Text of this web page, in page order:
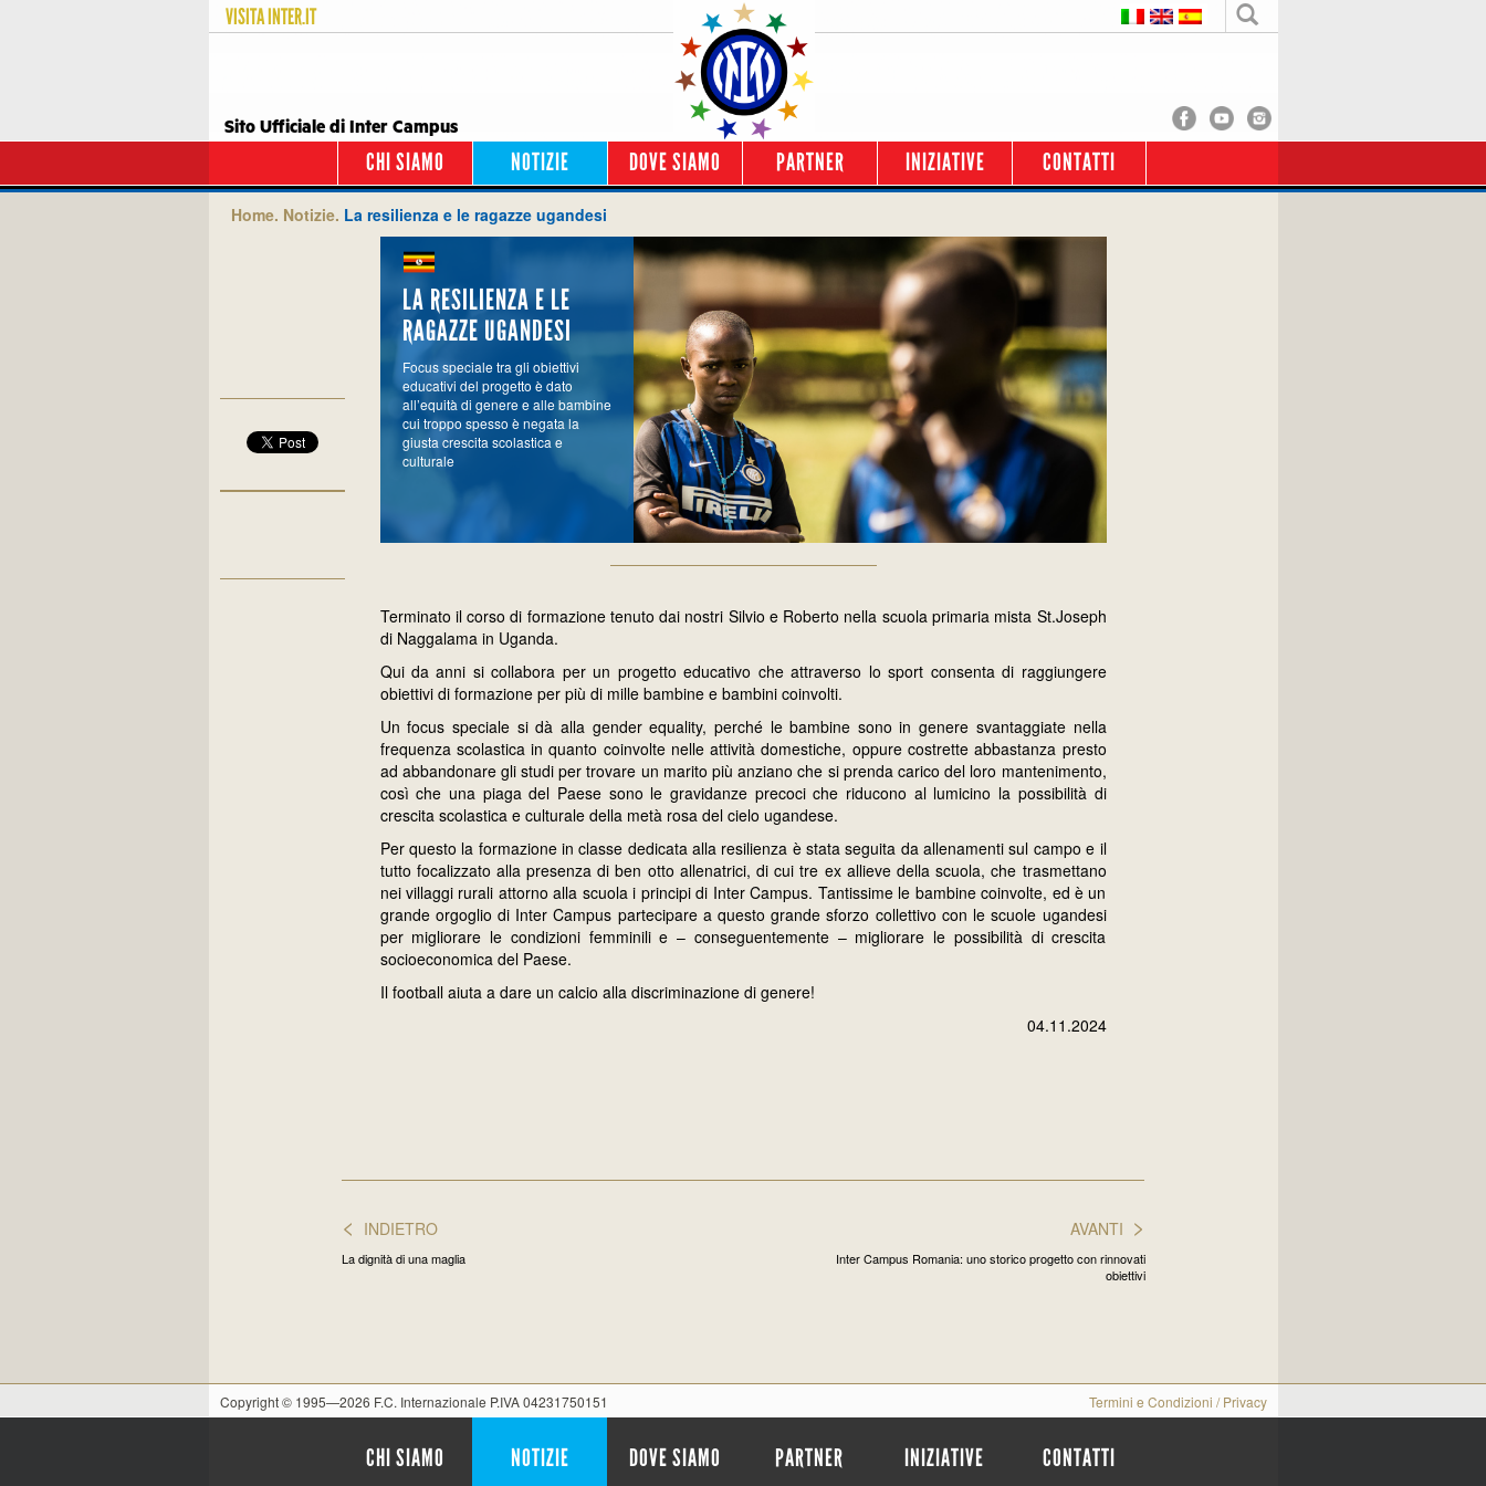
VISITAINTER.IT
Sito Ufficiale di Inter Campus
CHI SIAMO NOTIZIE DOVE SIAMO PARTNER INIZIATIVE CONTATTI
Home. Notizie. La resilienza e le ragazze ugandesi
LA RESILIENZA E LE
RAGAZZE UGANDESI
Focus speciale tra gli obiettivi
educativi del progetto è dato
all’equità di genere e alle bambine
cui troppo spesso è negata la
giusta crescita scolastica e
culturale
Terminato il corso di formazione tenuto dai nostri Silvio e Roberto nella scuola primaria mista St.Joseph
di Naggalama in Uganda.
Qui da anni si collabora per un progetto educativo che attraverso lo sport consenta di raggiungere
obiettivi di formazione per più di mille bambine e bambini coinvolti.
Un focus speciale si dà alla gender equality, perché le bambine sono in genere svantaggiate nella
frequenza scolastica in quanto coinvolte nelle attività domestiche, oppure costrette abbastanza presto
ad abbandonare gli studi per trovare un marito più anziano che si prenda carico del loro mantenimento,
così che una piaga del Paese sono le gravidanze precoci che riducono al lumicino la possibilità di
crescita scolastica e culturale della metà rosa del cielo ugandese.
Per questo la formazione in classe dedicata alla resilienza è stata seguita da allenamenti sul campo e il
tutto focalizzato alla presenza di ben otto allenatrici, di cui tre ex allieve della scuola, che trasmettano
nei villaggi rurali attorno alla scuola i principi di Inter Campus. Tantissime le bambine coinvolte, ed è un
grande orgoglio di Inter Campus partecipare a questo grande sforzo collettivo con le scuole ugandesi
per migliorare le condizioni femminili e – conseguentemente – migliorare le possibilità di crescita
socioeconomica del Paese.
Il football aiuta a dare un calcio alla discriminazione di genere!
04.11.2024
>
AVANTI
Inter Campus Romania: uno storico progetto con rinnovati
obiettivi
< INDIETRO
La dignità di una maglia
Copyright © 1995—2026 F.C. Internazionale P.IVA 04231750151 Termini e Condizioni /Privacy
CHI SIAMO NOTIZIE DOVE SIAMO PARTNER INIZIATIVE CONTATTI